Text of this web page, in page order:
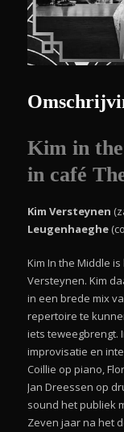
Kim in
in café
Kim Versteynen
Leugenhaeghe
Kim In the Middle
Versteynen. Kim
in een brede mix
repertoire te
iets teweegbrengt.
improvisatie en
Coillie op piano,
Jan Dreessen op
sound het publiek
Zeven jaar na het